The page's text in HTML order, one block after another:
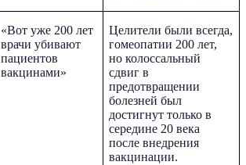
«Вот уже 200 лет
врачи убивают
пациентов
вакцинами»
Целители были всегда,
гомеопатии 200 лет,
но колоссальный
сдвиг в
предотвращении
болезней был
достигнут только в
середине 20 века
после внедрения
вакцинации.